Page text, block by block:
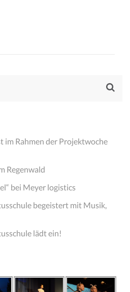
im Rahmen der Projektwoche
Regenwald
bei Meyer logistics
begeistert mit Musik,
lädt ein!